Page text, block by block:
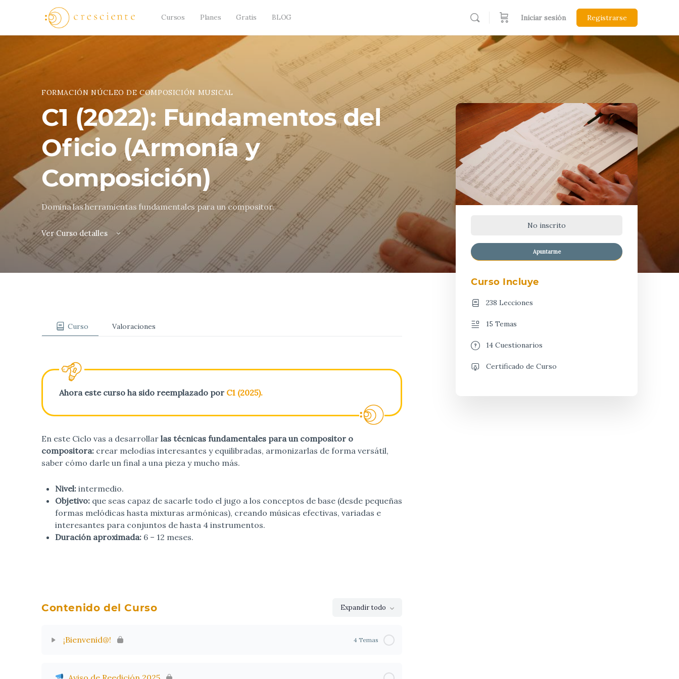
Cursos Planes Gratis BLOG Iniciar sesión Registrarse
FORMACIÓN NÚCLEO DE COMPOSICIÓN MUSICAL
C1 (2022): Fundamentos del
Oficio (Armonía y
Composición)
Domina las herramientas fundamentales para un compositor.
Ver Curso detalles
Curso Valoraciones
Ahora este curso ha sido reemplazado por C1 (2025).
En este Ciclo vas a desarrollar las técnicas fundamentales para un compositor o
compositora: crear melodías interesantes y equilibradas, armonizarlas de forma versátil,
saber cómo darle un final a una pieza y mucho más.
Nivel: intermedio.
Objetivo: que seas capaz de sacarle todo el jugo a los conceptos de base (desde pequeñas
formas melódicas hasta mixturas armónicas), creando músicas efectivas, variadas e
interesantes para conjuntos de hasta 4 instrumentos.
Duración aproximada: 6 – 12 meses.
Contenido del Curso Expandir todo
Lecciones
¡Bienvenid@! 4 Temas
No inscrito
Apuntarme
Curso Incluye
238 Lecciones
15 Temas
14 Cuestionarios
Certificado de Curso